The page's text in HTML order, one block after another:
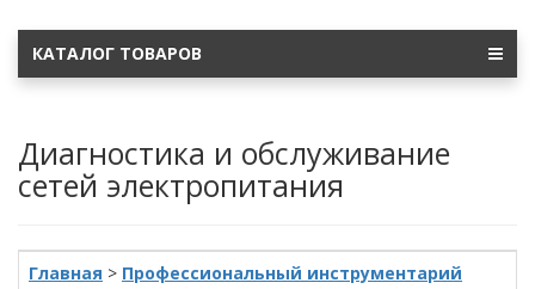
КАТАЛОГ ТОВАРОВ
Диагностика и обслуживание
сетей электропитания
Главная > Профессиональный инструментарий